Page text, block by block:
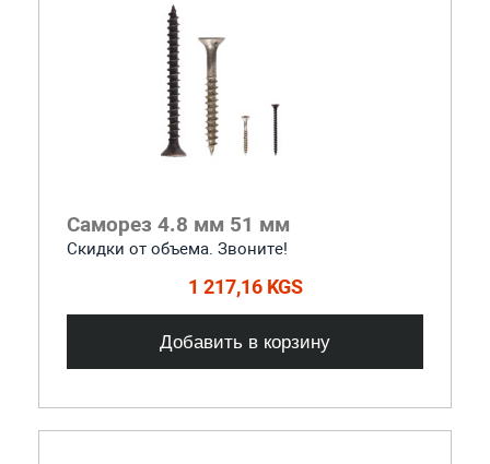
Саморез 4.8 мм 51 мм
Скидки от объема. Звоните!
1 217,16 KGS
Добавить в корзину